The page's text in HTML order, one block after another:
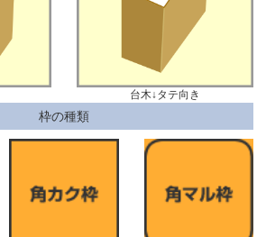
台木↓タテ向き
枠の種類